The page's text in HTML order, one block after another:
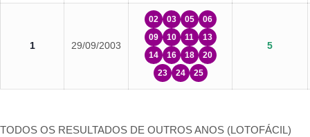
1 29/09/2003
02 03 05
06
09
10 11
13
14
16 18
20
23
24 25
5
TODOS OS RESULTADOS DE OUTROS ANOS (LOTOFÁCIL)